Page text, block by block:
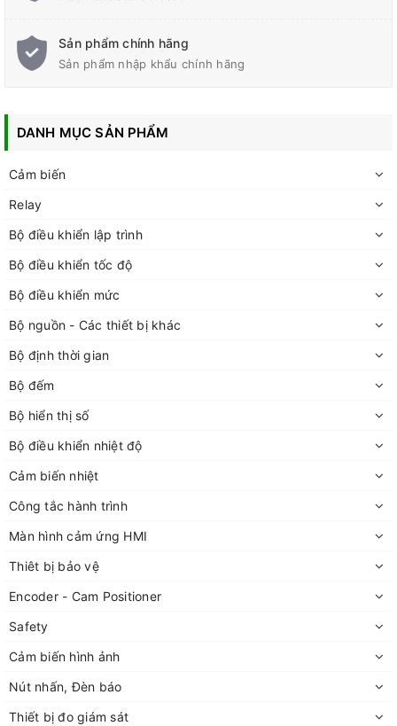
Sản phẩm chính hãng
Sản phẩm nhập khẩu chính hãng
DANH MỤC SẢN PHẨM
Cảm biến
Relay
Bộ điều khiển lập trình
Bộ điều khiển tốc độ
Bộ điều khiển mức
Bộ nguồn - Các thiết bị khác
Bộ định thời gian
Bộ đếm
Bộ hiển thị số
Bộ điều khiển nhiệt độ
Cảm biến nhiệt
Công tắc hành trình
Màn hình cảm ứng HMI
Thiêt bị bảo vệ
Encoder - Cam Positioner
Safety
Cảm biến hình ảnh
Nút nhấn, Đèn báo
Thiết bị đo giám sát